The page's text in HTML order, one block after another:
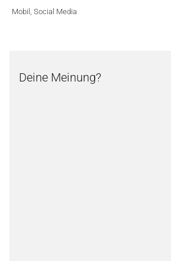
Mobil Social Media
Deine Meinung?